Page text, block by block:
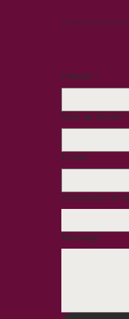
Contactez-nous pour
Prénom *
Nom de famille *
E-mail *
Choisissez un
Message *